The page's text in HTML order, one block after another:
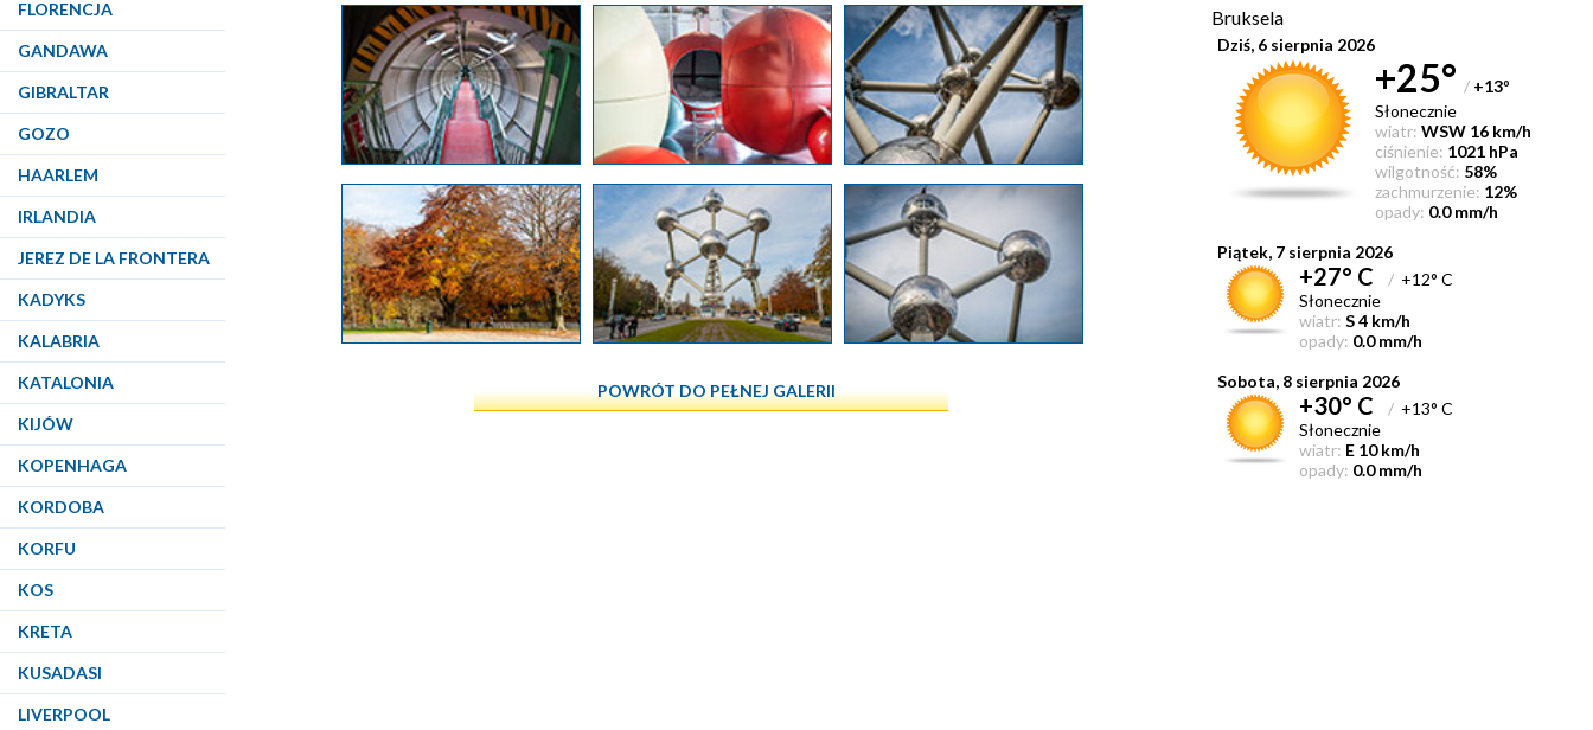
FLORENCJA
GANDAWA
GIBRALTAR
GOZO
HAARLEM
IRLANDIA
JEREZ DE LA FRONTERA
KADYKS
KALABRIA
KATALONIA
KIJÓW
KOPENHAGA
KORDOBA
KORFU
KOS
KRETA
KUSADASI
LIVERPOOL
POWRÓT DO PEŁNEJ GALERII
Bruksela
Dziś, 6 sierpnia 2026
+25° / +13°
Słonecznie
wiatr: WSW 16 km/h
ciśnienie: 1021 hPa
wilgotność: 58%
zachmurzenie: 12%
opady: 0.0 mm/h
Piątek, 7 sierpnia 2026
+27° C / +12° C
Słonecznie
wiatr: S 4 km/h
opady: 0.0 mm/h
Sobota, 8 sierpnia 2026
+30° C / +13° C
Słonecznie
wiatr: E 10 km/h
opady: 0.0 mm/h